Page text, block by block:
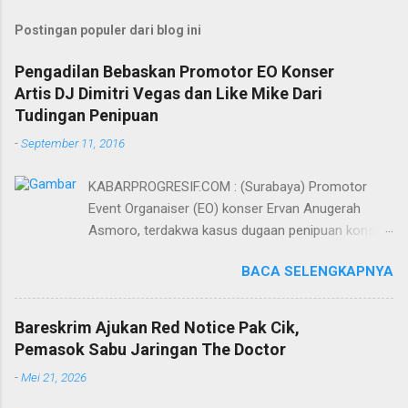
Postingan populer dari blog ini
Pengadilan Bebaskan Promotor EO Konser
Artis DJ Dimitri Vegas dan Like Mike Dari
Tudingan Penipuan
-September 11, 2016
KABARPROGRESIF.COM : (Surabaya) Promotor
Event Organaiser (EO) konser Ervan Anugerah
Asmoro, terdakwa kasus dugaan penipuan konser
dari tuntutan 1,5 tahun penjara yang diajukan Jaksa
Penuntut Umum (JPU) Darwis dari Kejari Surabaya.
Oleh majelis hakim yang diketuai Sigit Sutanto SH
MH, kasus penipuan yang menjerat Ervan tersebut
dinyatakan bukan perkara pidana. Dalam
BACA SELENGKAPNYA
Bareskrim Ajukan Red Notice Pak Cik,
Pemasok Sabu Jaringan The Doctor
-Mei 21, 2026